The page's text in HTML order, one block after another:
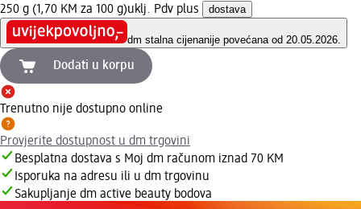
250 g (1,70 KM za 100 g)uklj. Pdv plus dostava
dm stalna cijenanije povećana od 20.05.2026.
Dodati u korpu
Trenutno nije dostupno online
Provjerite dostupnost u dm trgovini
Besplatna dostava s Moj dm računom iznad 70 KM
Isporuka na adresu ili u dm trgovinu
Sakupljanje dm active beauty bodova